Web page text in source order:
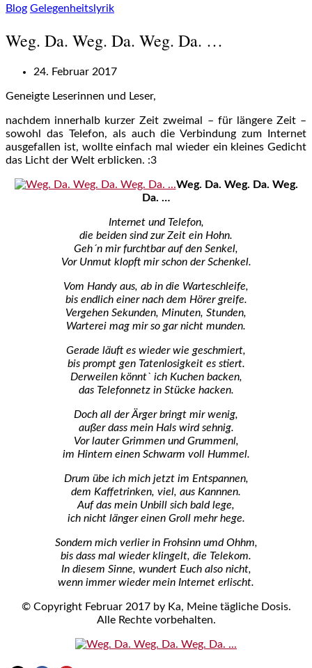
Blog Gelegenheitslyrik
Weg. Da. Weg. Da. Weg. Da. …
24. Februar 2017
Geneigte Leserinnen und Leser,
nachdem innerhalb kurzer Zeit zweimal – für längere Zeit –
sowohl das Telefon, als auch die Verbindung zum Internet
ausgefallen ist, wollte einfach mal wieder ein kleines Gedicht
das Licht der Welt erblicken. :3
Weg. Da. Weg. Da. Weg.
Da. …
Internet und Telefon,
die beiden sind zur Zeit ein Hohn.
Geh´n mir furchtbar auf den Senkel,
Vor Unmut klopft mir schon der Schenkel.
Vom Handy aus, ab in die Warteschleife,
bis endlich einer nach dem Hörer greife.
Vergehen Sekunden, Minuten, Stunden,
Warterei mag mir so gar nicht munden.
Gerade läuft es wieder wie geschmiert,
bis prompt gen Tatenlosigkeit es stiert.
Derweilen könnt` ich Kuchen backen,
das Telefonnetz in Stücke hacken.
Doch all der Ärger bringt mir wenig,
außer dass mein Hals wird sehnig.
Vor lauter Grimmen und Grummenl,
im Hintern einen Schwarm voll Hummel.
Drum übe ich mich jetzt im Entspannen,
dem Kaffetrinken, viel, aus Kannnen.
Auf das mein Unbill sich bald lege,
ich nicht länger einen Groll mehr hege.
Sondern mich verlier in Frohsinn umd Ohhm,
bis dass mal wieder klingelt, die Telekom.
In diesem Sinne, wundert Euch also nicht,
wenn immer wieder mein Internet erlischt.
© Copyright Februar 2017 by Ka, Meine tägliche Dosis.
Alle Rechte vorbehalten.